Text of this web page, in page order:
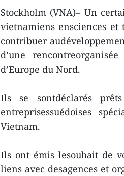
Stockholm (VNA)– Un
vietnamiens ensciences
contribuer
d’une
d’Europe du Nord.
Ils se sontdéclarés
entreprisessuédoises
Vietnam.
Ils ont émis lesouhait de
liens avec desagences et